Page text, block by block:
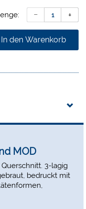
In den Warenkorb
MOD
3-lagig
bedruckt mit